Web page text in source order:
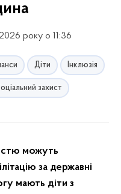
року о 11:36
Діти Інклюзія
захист
можуть
за державні
мають діти з